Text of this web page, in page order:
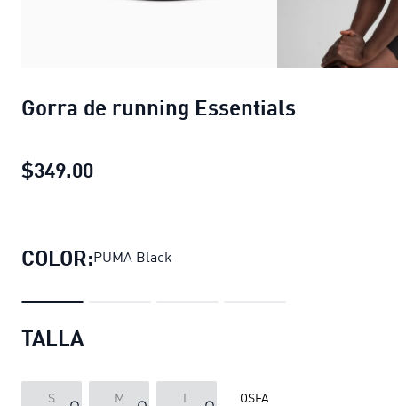
Gorra de running Essentials
$349.00
COLOR:PUMA Black
TALLA
S M L OSFA